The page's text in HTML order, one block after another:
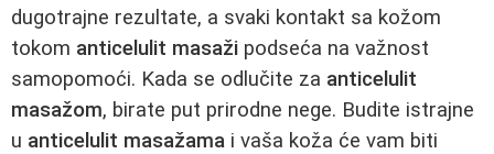
dugotrajne rezultate, a svaki kontakt sa kožom
tokom anticelulit masaži podseća na važnost
samopomoći. Kada se odlučite za anticelulit
masažom, birate put prirodne nege. Budite istrajne
u anticelulit masažama i vaša koža će vam biti